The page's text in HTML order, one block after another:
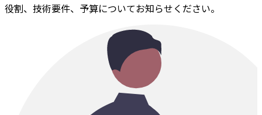
役割、技術要件、予算についてお知らせください。